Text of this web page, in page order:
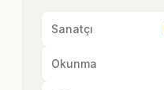
Sanatçı
Okunma